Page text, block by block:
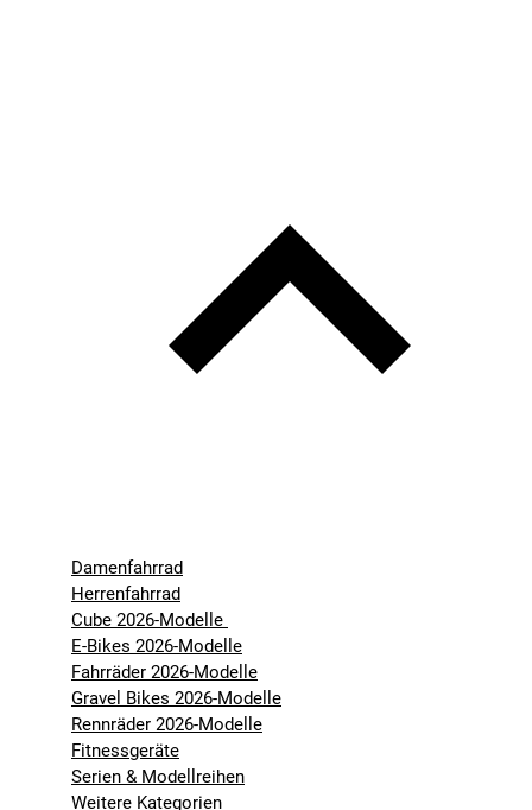
Damenfahrrad
Herrenfahrrad
Cube 2026-Modelle
E-Bikes 2026-Modelle
Fahrräder 2026-Modelle
Gravel Bikes 2026-Modelle
Rennräder 2026-Modelle
Fitnessgeräte
Serien & Modellreihen
Weitere Kategorien